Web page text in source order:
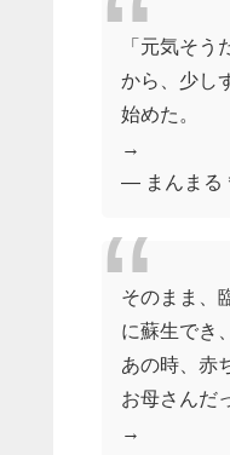
「元気そ
から、少し
始めた。
→
— まんまる
そのまま、
に蘇生でき
あの時、赤
お母さんだ
→